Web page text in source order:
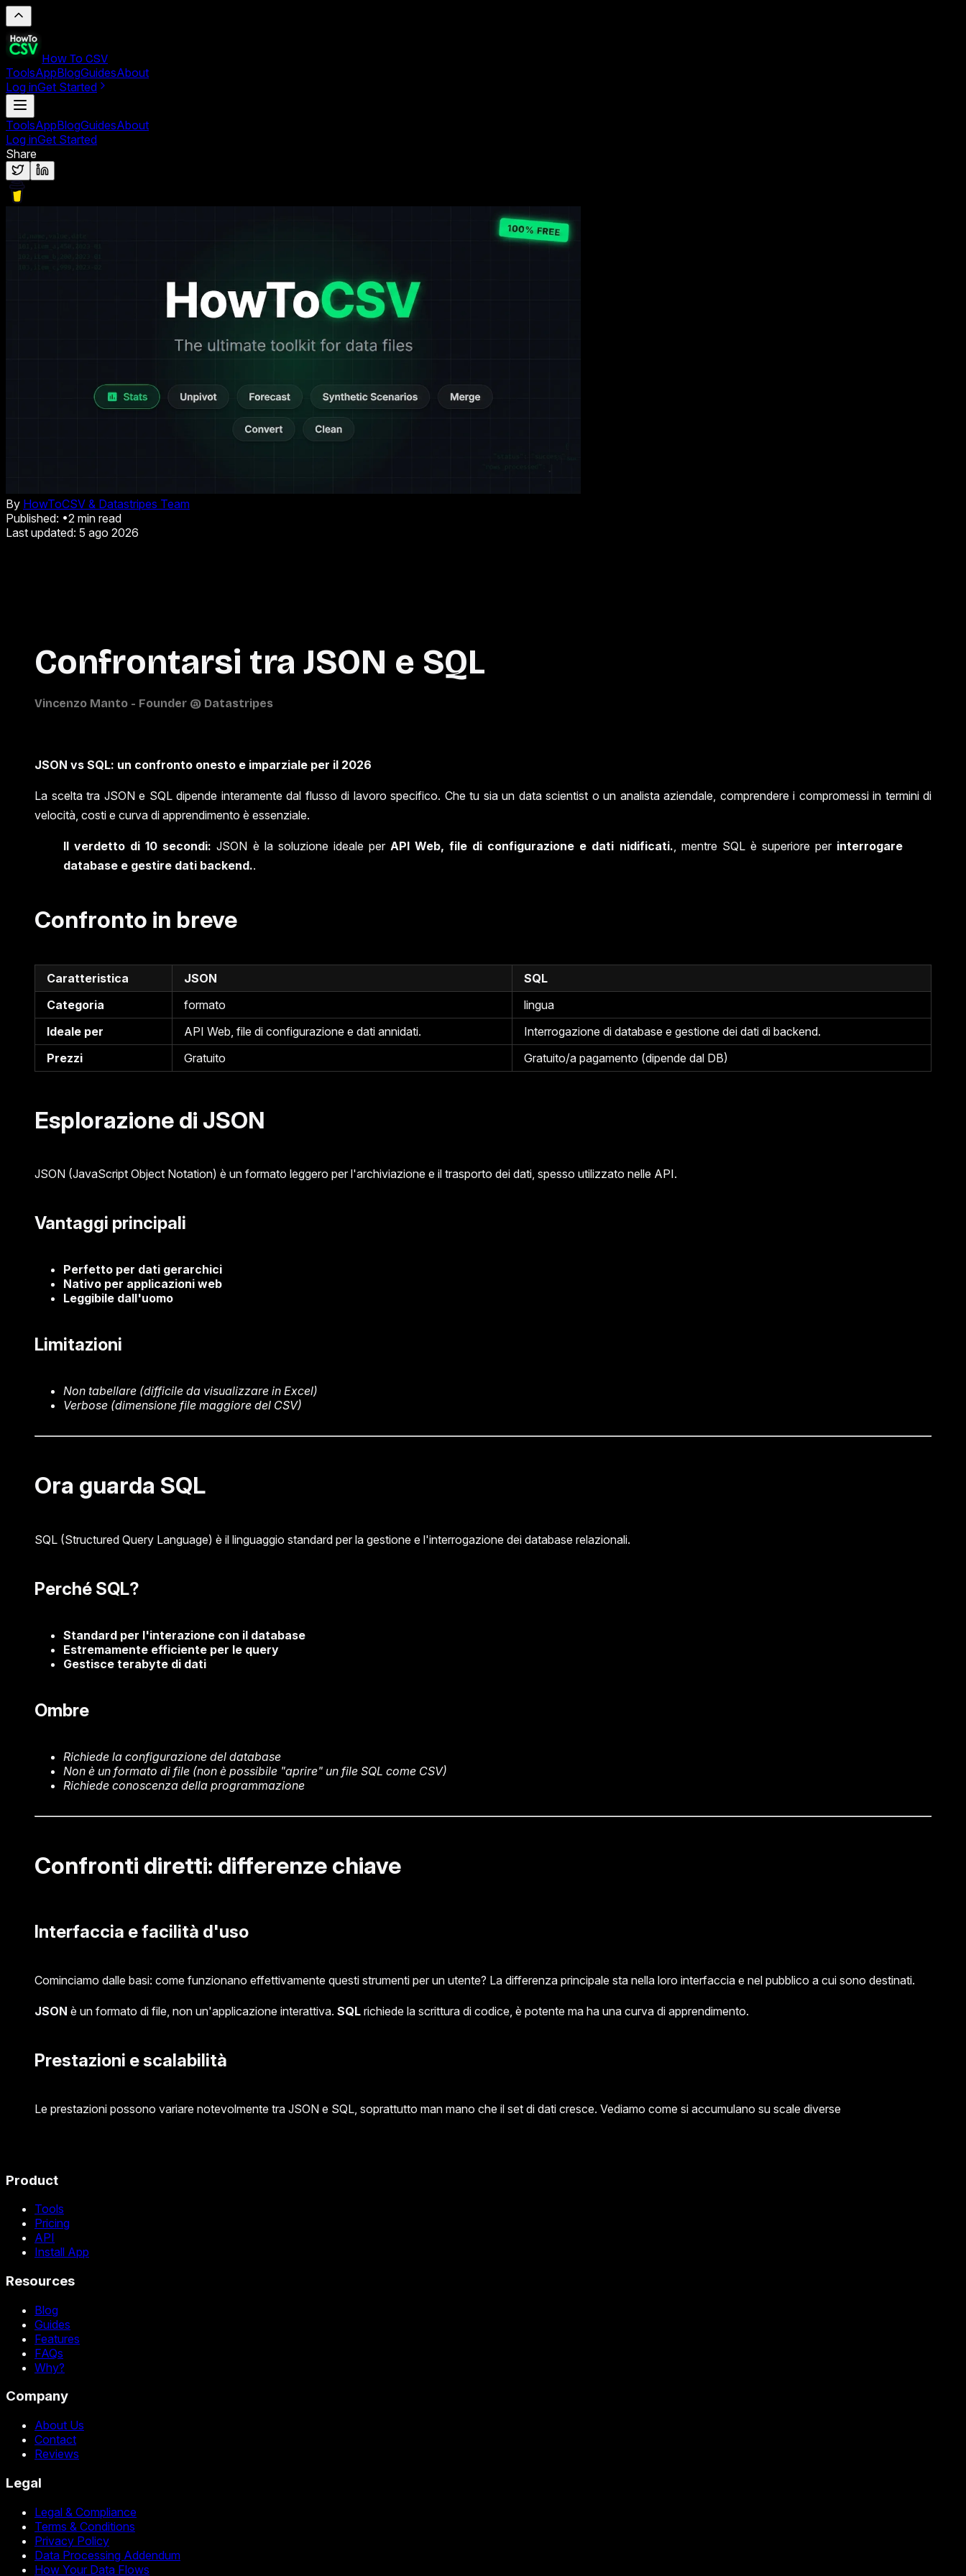
How To CSV
ToolsAppBlogGuidesAbout
Log inGet Started
ToolsAppBlogGuidesAbout
Log inGet Started
Share
By HowToCSV & Datastripes Team
Published: •2 min read
Last updated: 5 ago 2026
Confrontarsi tra JSON e SQL
JSON vs SQL: un confronto onesto e imparziale per il 2026
La scelta tra JSON e SQL dipende interamente dal flusso di lavoro specifico. Che tu sia un data scientist o un analista aziendale, comprendere i compromessi in termini di
velocità, costi e curva di apprendimento è essenziale.
Il verdetto di 10 secondi: JSON è la soluzione ideale per API Web, file di configurazione e dati nidificati. , mentre SQL è superiore per interrogare
database e gestire dati backend..
Confronto in breve
Caratteristica JSON
SQL
Categoria
formato
lingua
Ideale per
API Web, file di configurazione e dati annidati.
Interrogazione di database e gestione dei dati di backend.
Prezzi
Gratuito Gratuito/a pagamento (dipende dal DB)
Esplorazione di JSON
JSON (JavaScript Object Notation) è un formato leggero per l'archiviazione e il trasporto dei dati, spesso utilizzato nelle API.
Vantaggi principali
Perfetto per dati gerarchici
Nativo per applicazioni web
Leggibile dall'uomo
Limitazioni
Non tabellare (difficile da visualizzare in Excel)
Verbose (dimensione file maggiore del CSV)
Ora guarda SQL
SQL (Structured Query Language) è il linguaggio standard per la gestione e l'interrogazione dei database relazionali.
Perché SQL?
Standard per l'interazione con il database
Estremamente efficiente per le query
Gestisce terabyte di dati
Ombre
Richiede la configurazione del database
Non è un formato di file (non è possibile "aprire" un file SQL come CSV)
Richiede conoscenza della programmazione
Confronti diretti: differenze chiave
Interfaccia e facilità d'uso
Cominciamo dalle basi: come funzionano effettivamente questi strumenti per un utente? La differenza principale sta nella loro interfaccia e nel pubblico a cui sono destinati.
JSON è un formato di file, non un'applicazione interattiva. SQL richiede la scrittura di codice, è potente ma ha una curva di apprendimento.
Prestazioni e scalabilità
Le prestazioni possono variare notevolmente tra JSON e SQL, soprattutto man mano che il set di dati cresce. Vediamo come si accumulano su scale diverse
Product
Tools
Pricing
API
Install App
Resources
Blog
Guides
Features
FAQs
Why?
Company
About Us
Contact
Reviews
Legal
Legal & Compliance
Terms & Conditions
Privacy Policy
Data Processing Addendum
How Your Data Flows